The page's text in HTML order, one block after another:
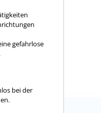
gefahrlose
bei der